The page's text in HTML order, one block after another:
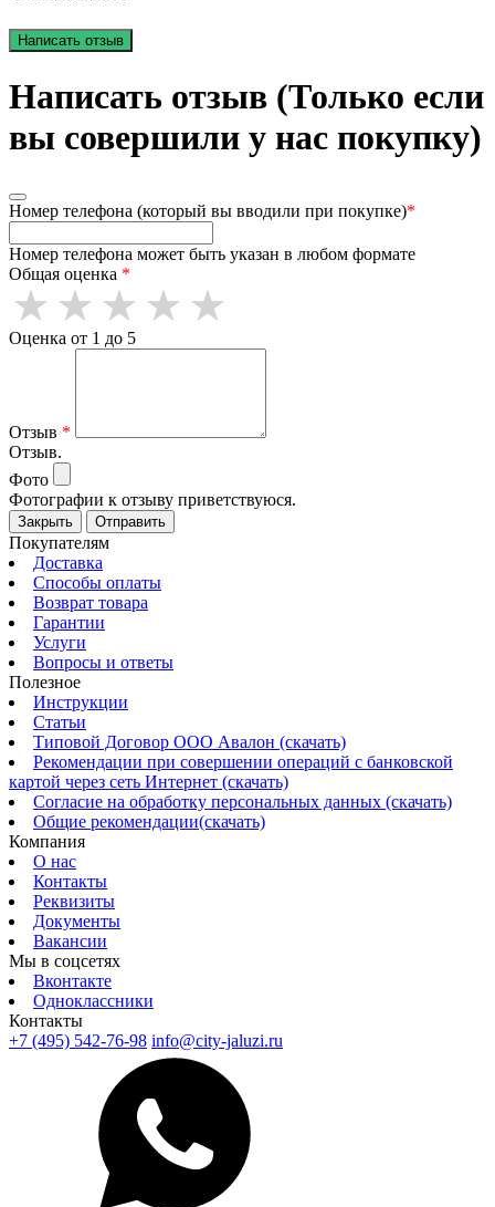
Написать отзыв
Написать отзыв (Только если
вы совершили у нас покупку)
Номер телефона (который вы вводили при покупке)*
Номер телефона может быть указан в любом формате
Общая оценка *
Оценка от 1 до 5
Отзыв *
Отзыв.
Фото
Фотографии к отзыву приветствуюся.
Закрыть Отправить
Покупателям
Доставка
Способы оплаты
Возврат товара
Гарантии
Услуги
Вопросы и ответы
Полезное
Инструкции
Статьи
Типовой Договор ООО Авалон (скачать)
Рекомендации при совершении операций с банковской
картой через сеть Интернет (скачать)
Согласие на обработку персональных данных (скачать)
Общие рекомендации(скачать)
Компания
О нас
Контакты
Реквизиты
Документы
Вакансии
Мы в соцсетях
Вконтакте
Одноклассники
Контакты
+7 (495) 542-76-98 info@city-jaluzi.ru